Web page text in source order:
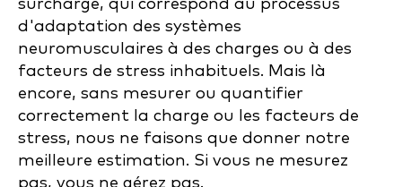
surcharge, qui correspond au processus
d'adaptation des systèmes
neuromusculaires à des charges ou à des
facteurs de stress inhabituels. Mais là
encore, sans mesurer ou quantifier
correctement la charge ou les facteurs de
stress, nous ne faisons que donner notre
meilleure estimation. Si vous ne mesurez
pas, vous ne gérez pas.